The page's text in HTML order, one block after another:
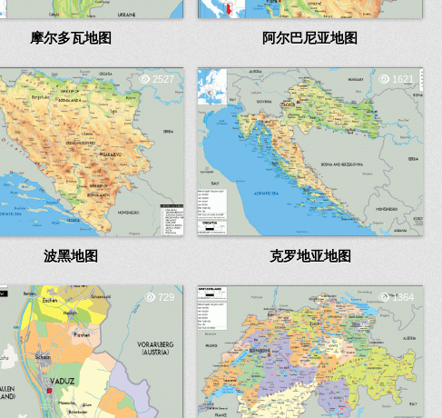
摩尔多瓦地图 阿尔巴尼亚地图
2527
波黑地图
1621
克罗地亚地图
729 1364